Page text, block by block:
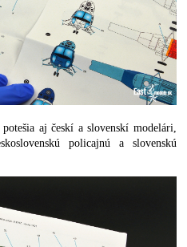
aj českí a slovenskí modelári,
policajnú a slovenskú